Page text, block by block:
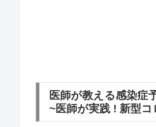
医師が教える感染
~医師が実践 ! 新型コ